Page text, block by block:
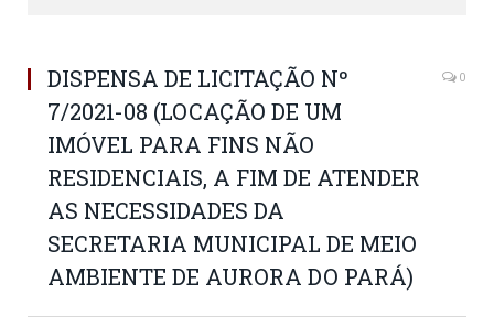
DISPENSA DE LICITAÇÃO Nº
7/2021-08 (LOCAÇÃO DE UM
IMÓVEL PARA FINS NÃO
RESIDENCIAIS, A FIM DE ATENDER
AS NECESSIDADES DA
SECRETARIA MUNICIPAL DE MEIO
AMBIENTE DE AURORA DO PARÁ)
0